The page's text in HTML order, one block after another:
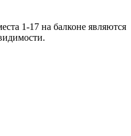
1-17 на балконе являются